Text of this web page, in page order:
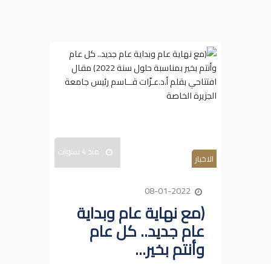
الاخبار منذ 4 سنوات
(مع نهاية عام وبداية
عام جديد.. كل عام
وأنتم بخير...